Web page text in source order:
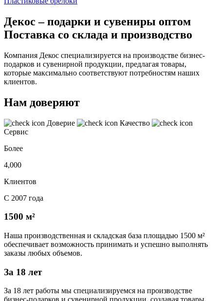
Декос – подарки и сувениры оптом
Поставка со склада и производство
Компания Декос специализируется на производстве бизнес-
подарков и сувенирной продукции, предлагая товары,
которые максимально соответствуют потребностям наших
клиентов.
Нам доверяют
Доверие
Качество
Сервис
Более
4,000
Клиентов
С 2007 года
1500 м²
Наша производственная и складская база площадью 1500 м²
обеспечивает возможность принимать и успешно выполнять
заказы любых объемов.
За 18 лет
За 18 лет работы мы специализируемся на производстве